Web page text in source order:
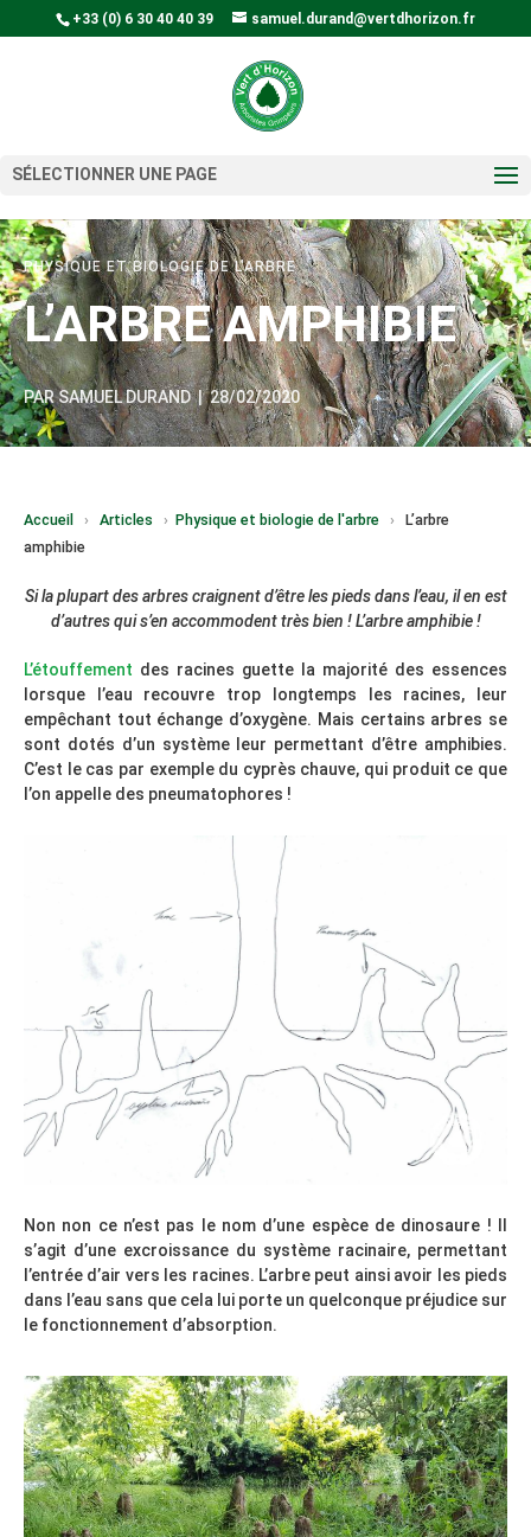
+33 (0) 6 30 40 40 39 samuel.durand@vertdhorizon.fr
SÉLECTIONNER UNE PAGE
PHYSIQUE ET BIOLOGIE DE L'ARBRE
L’ARBRE AMPHIBIE
PARSAMUEL DURAND|28/02/2020
Accueil › Articles › Physique et biologie de l'arbre ›
L’arbre
amphibie
Si la plupart des arbres craignent d’être les pieds dans l’eau, il en est
d’autres qui s’en accommodent très bien ! L’arbre amphibie !
L’étouffement des racines guette la majorité des essences
lorsque l’eau recouvre trop longtemps les racines, leur
empêchant tout échange d’oxygène. Mais certains arbres se
sont dotés d’un système leur permettant d’être amphibies.
C’est le cas par exemple du cyprès chauve, qui produit ce que
l’on appelle des pneumatophores !
Non non ce n’est pas le nom d’une espèce de dinosaure ! Il
s’agit d’une excroissance du système racinaire, permettant
l’entrée d’air vers les racines. L’arbre peut ainsi avoir les pieds
dans l’eau sans que cela lui porte un quelconque préjudice sur
le fonctionnement d’absorption.